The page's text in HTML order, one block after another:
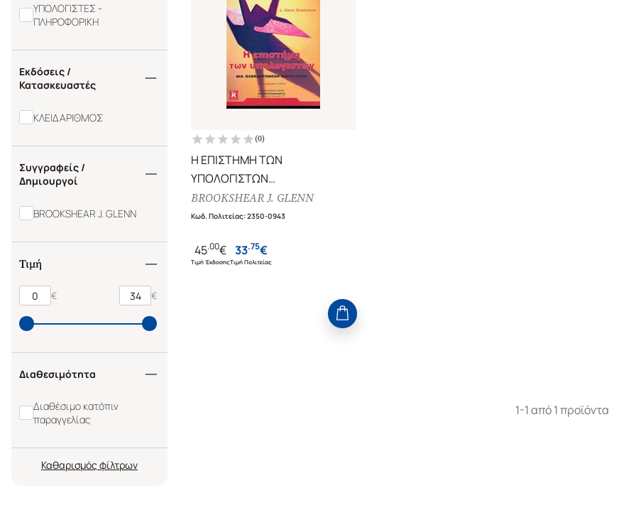
ΥΠΟΛΟΓΙΣΤΕΣ -
ΠΛΗΡΟΦΟΡΙΚΗ
Εκδόσεις /
Κατασκευαστές
ΚΛΕΙΔΑΡΙΘΜΟΣ
Συγγραφείς /
Δημιουργοί
BROOKSHEAR J. GLENN
Τιμή
€ €
Διαθεσιμότητα
Διαθέσιμο κατόπιν
παραγγελίας
Καθαρισμός
(0)
Η ΕΠΙΣΤΗΜΗ ΤΩΝ
ΥΠΟΛΟΓΙΣΤΩΝ
ΜΙΑ ΟΛΟΚΛΗΡΩΜΕΝΗ
ΠΑΡΟΥΣΙΑΣΗ
BROOKSHEAR J. GLENN
Κωδ. Πολιτείας:2350-0943
45.00€
Τιμή Έκδοσης
33.75€
Τιμή Πολιτείας
1-1 από 1 προϊόντα